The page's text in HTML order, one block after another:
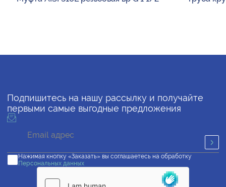
Подпишитесь на нашу рассылку и получайте
первыми самые выгодные предложения
Нажимая кнопку «Заказать» вы соглашаетесь на обработку
Персональных данных